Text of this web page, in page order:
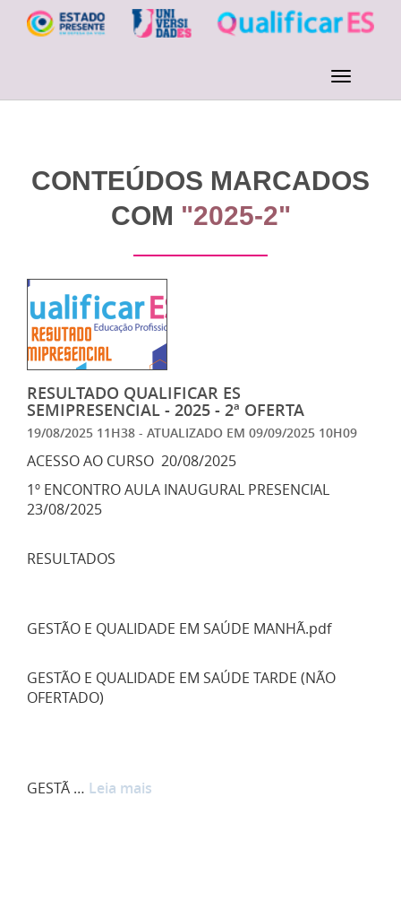
CONTEÚDOS MARCADOS
COM "2025-2"
RESULTADO QUALIFICAR ES
SEMIPRESENCIAL - 2025 - 2ª OFERTA
19/08/2025 11H38 - ATUALIZADO EM 09/09/2025 10H09
ACESSO AO CURSO 20/08/2025
1º ENCONTRO AULA INAUGURAL PRESENCIAL
23/08/2025
RESULTADOS
GESTÃO E QUALIDADE EM SAÚDE MANHÃ.pdf
GESTÃO E QUALIDADE EM SAÚDE TARDE (NÃO
OFERTADO)
GESTÃ … Leia mais